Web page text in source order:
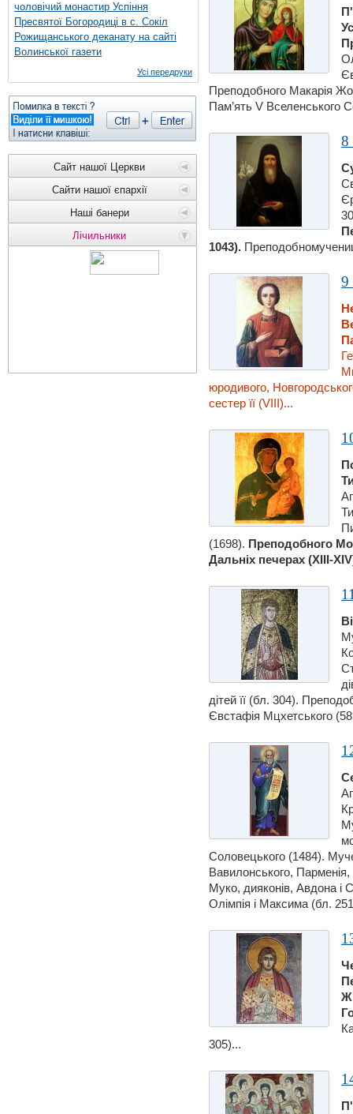
чоловічий монастир Успіння
Пресвятої Богородиці в с. Сокіл
Рожищанського деканату на сайті
Волинської газети
Усі передруки
Сайт нашої Церкви
Сайти нашої єпархії
Наші банери
Лічильники
Преподобного Макарiя
Пам’ять V Вселенського
8
1043).
9
юродивого,
сестер її (VIII)...
(1698). Преподобного
Дальнiх печерах (ХІІІ-
дітей її (бл. 304).
Євстафiя Мцхетського
Соловецького (1484).
Вавилонського,
Муко, дияконiв, Авдона i
Олiмпiя i Максима (бл.
305)...